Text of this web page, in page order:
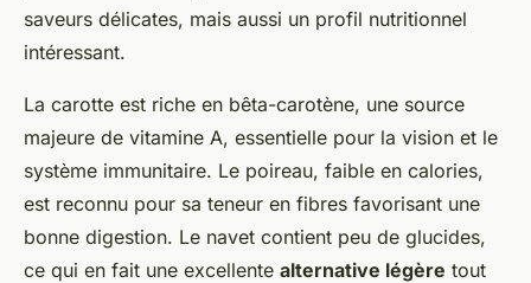
saveurs délicates, mais aussi un profil nutritionnel
intéressant.
La carotte est riche en bêta-carotène, une source
majeure de vitamine A, essentielle pour la vision et le
système immunitaire. Le poireau, faible en calories,
est reconnu pour sa teneur en fibres favorisant une
bonne digestion. Le navet contient peu de glucides,
ce qui en fait une excellente alternative légère tout